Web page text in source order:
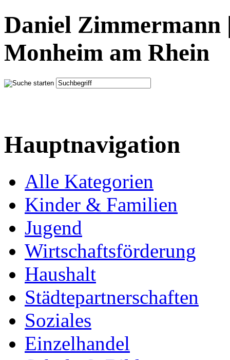
Daniel Zimmermann
Monheim am Rhein
Hauptnavigation
Alle Kategorien
Kinder & Familien
Jugend
Wirtschaftsförderung
Haushalt
Städtepartnerschaften
Soziales
Einzelhandel